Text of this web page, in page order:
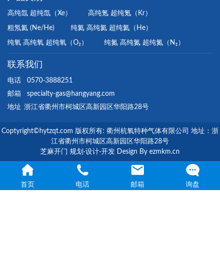
高纯氙 超纯氙（Xe） 高纯氪 超纯氪（Kr）
粗氖氦 (Ne/He) 纯氦 高纯氦 超纯氦（He）
纯氧 高纯氧 超纯氧（O₂） 纯氮 高纯氮 超纯氮（N₂）
联系我们
电话
0570-3888251
邮箱
specialty-gas@hangyang.com
地址 浙江省衢州市柯城区高新园区华阳路28号
Coptyright©hytzqt.com 版权所有: 衢州杭氧特种气体有限公司 地址：浙
江省衢州市柯城区高新园区华阳路28号
芝麻开门 规划·设计·开发 Design By ezmkm.cn
首页 电话 邮箱 询盘